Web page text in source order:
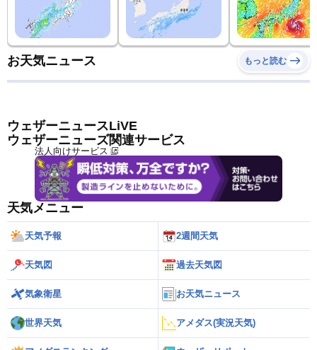
お天気ニュース もっと読む
ウェザーニュースLiVE
ウェザーニューズ関連サービス
法人向けサービス
天気メニュー
天気予報 2週間天気
天気図 過去天気図
気象衛星 お天気ニュース
世界天気 アメダス(実況天気)